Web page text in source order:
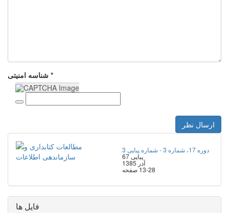
شناسه امنیتی *
ارسال نظر
دوره 17، شماره 3 - شماره پیاپی 3
پیاپی 67
آذر 1385
صفحه13-28
فایل ها